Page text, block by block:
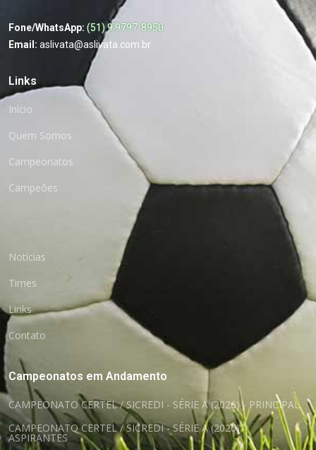
Fone/WhatsApp: (51) 9 9797-8950
Email: aslivata@aslivata.com.br
Links
Início
Quem Somos
Campeonatos
Campeões
Notícias
Times
Links
Contato
Campeonatos em Andamento
CAMPEONATO CERTEL / SICREDI - SÉRIE A (2026) - PRINCIPAL
CAMPEONATO CERTEL / SICREDI - SÉRIE A (2026) -
ASPIRANTES